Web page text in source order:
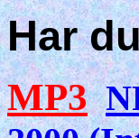
Har
MP3